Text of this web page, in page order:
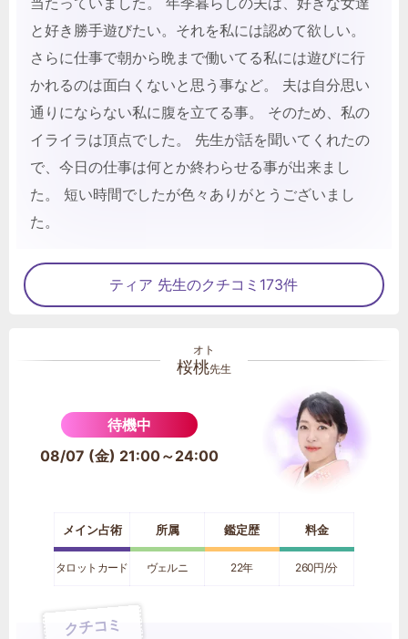
と好き勝手遊びたい。それを私には認めて欲しい。
さらに仕事で朝から晩まで働いてる私には遊びに行
かれるのは面白くないと思う事など。 夫は自分思い
通りにならない私に腹を立てる事。 そのため、私の
イライラは頂点でした。 先生が話を聞いてくれたの
で、今日の仕事は何とか終わらせる事が出来まし
た。 短い時間でしたが色々ありがとうございまし
た。
ティア 先生のクチコミ173件
桜桃先生
待機中
08/07 (金) 21:00～24:00
メイン占術 所属 鑑定歴 料金
タロットカード ヴェルニ 22年 260円/分
クチコミ